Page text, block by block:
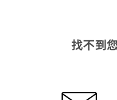
找不到